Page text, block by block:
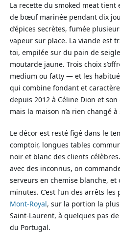
La recette du smoked meat
de bœuf marinée pendant dix
d’épices secrètes, fumée
vapeur sur place. La viande est
toi, empilée sur du pain de
moutarde jaune. Trois choix
medium ou fatty — et les
qui combine fondant et
depuis 2012 à Céline Dion et
mais la maison n’a rien changé
Le décor est resté figé dans le
comptoir, longues tables
noir et blanc des clients
avec des inconnus, on
serveurs en chemise blanche,
minutes. C’est l’un des arrêts
Mont-Royal, sur la portion la
Saint-Laurent, à quelques pas
du Portugal.